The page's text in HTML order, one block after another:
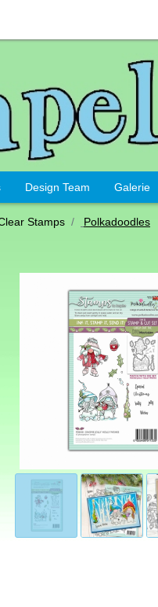
Design Team Galerie
Stamps Polkadoodles